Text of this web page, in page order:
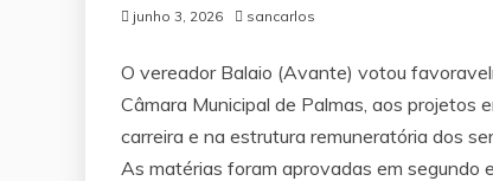
junho 3, 2026 sancarlos
O vereador Balaio (Avante) votou
Câmara Municipal de Palmas, aos projetos
carreira e na estrutura remuneratória dos
As matérias foram aprovadas em segundo